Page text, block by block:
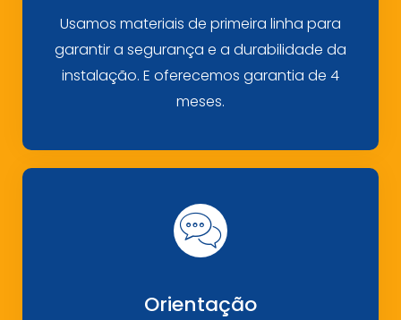
Usamos materiais de primeira linha para
garantir a segurança e a durabilidade da
instalação. E oferecemos garantia de 4
meses.
Orientação